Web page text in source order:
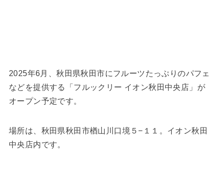
2025年6月、秋田県秋田市にフルーツたっぷりのパフェ
などを提供する「フルックリー イオン秋田中央店」が
オープン予定です。
場所は、秋田県秋田市楢山川口境５−１１。イオン秋田
中央店内です。